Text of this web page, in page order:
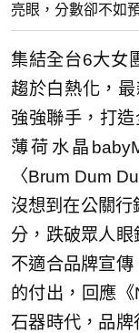
亮眼，分數卻不如
集結全台6大女
趨於白熱化，
強強聯手，打
薄荷水晶
〈Brum Dum
沒想到在公關
分，跌破眾人眼
不適合品牌宣
的付出，回應
石器時代，品